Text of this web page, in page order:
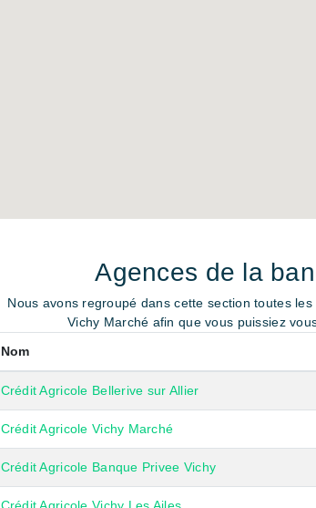
Agences de la
Nous avons regroupé dans cette section toutes
Vichy Marché afin que vous puissiez
Nom
Crédit Agricole Bellerive sur Allier
Crédit Agricole Vichy Marché
Crédit Agricole Banque Privee Vichy
Crédit Agricole Vichy Les Ailes